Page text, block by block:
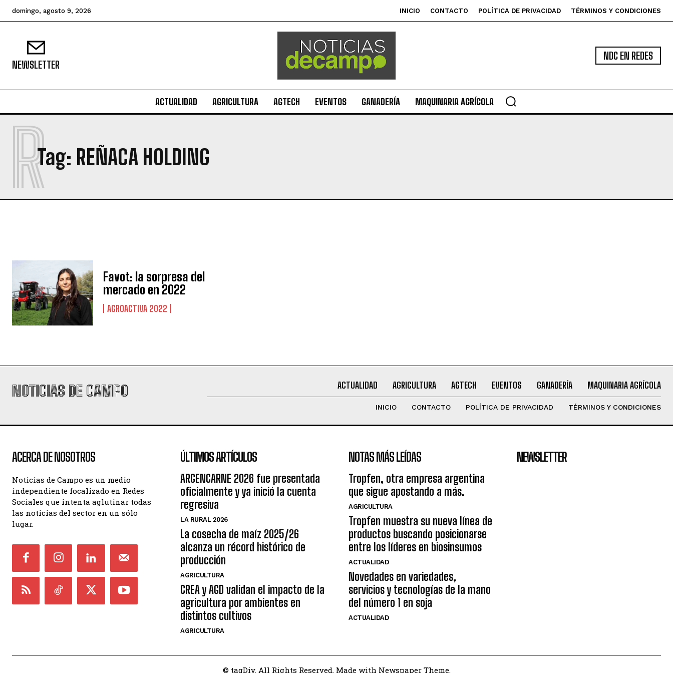
domingo, agosto 9, 2026 INICIO CONTACTO POLÍTICA DE PRIVACIDAD TÉRMINOS Y CONDICIONES
NEWSLETTER
NDC EN REDES
ACTUALIDAD AGRICULTURA AGTECH EVENTOS GANADERÍA MAQUINARIA AGRÍCOLA
Tag: REÑACA HOLDING
R
Favot: la sorpresa del
mercado en 2022
AGROACTIVA 2022
NOTICIAS DE CAMPO ACTUALIDAD AGRICULTURA AGTECH EVENTOS GANADERÍA MAQUINARIA AGRÍCOLA
INICIO CONTACTO POLÍTICA DE PRIVACIDAD TÉRMINOS Y CONDICIONES
ACERCA DE NOSOTROS
Noticias de Campo es un medio
independiente focalizado en Redes
Sociales que intenta aglutinar todas
las noticias del sector en un sólo
lugar.
ÚLTIMOS ARTÍCULOS
ARGENCARNE 2026 fue presentada
oficialmente y ya inició la cuenta
regresiva
LA RURAL 2026
La cosecha de maíz 2025/26
alcanza un récord histórico de
producción
AGRICULTURA
CREA y AGD validan el impacto de la
agricultura por ambientes en
distintos cultivos
AGRICULTURA
NOTAS MÁS LEÍDAS
Tropfen, otra empresa argentina
que sigue apostando a más.
AGRICULTURA
Tropfen muestra su nueva línea de
productos buscando posicionarse
entre los líderes en biosinsumos
ACTUALIDAD
Novedades en variedades,
servicios y tecnologías de la mano
del número 1 en soja
ACTUALIDAD
NEWSLETTER
© tagDiv. All Rights Reserved. Made with Newspaper Theme.